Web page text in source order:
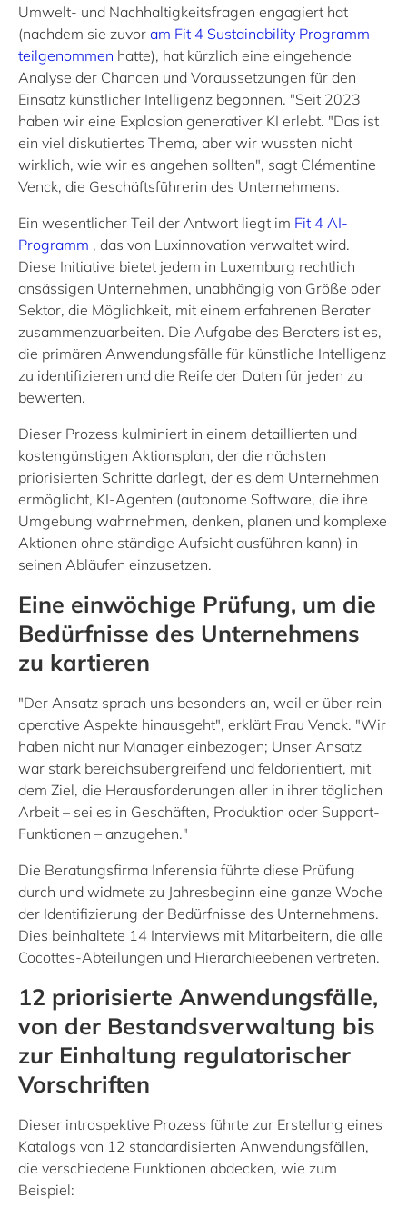
Umwelt- und Nachhaltigkeitsfragen engagiert hat
(nachdem sie zuvor am Fit 4 Sustainability Programm
teilgenommen hatte), hat kürzlich eine eingehende
Analyse der Chancen und Voraussetzungen für den
Einsatz künstlicher Intelligenz begonnen. "Seit 2023
haben wir eine Explosion generativer KI erlebt. "Das ist
ein viel diskutiertes Thema, aber wir wussten nicht
wirklich, wie wir es angehen sollten", sagt Clémentine
Venck, die Geschäftsführerin des Unternehmens.
Ein wesentlicher Teil der Antwort liegt im Fit 4 AI-
Programm , das von Luxinnovation verwaltet wird.
Diese Initiative bietet jedem in Luxemburg rechtlich
ansässigen Unternehmen, unabhängig von Größe oder
Sektor, die Möglichkeit, mit einem erfahrenen Berater
zusammenzuarbeiten. Die Aufgabe des Beraters ist es,
die primären Anwendungsfälle für künstliche Intelligenz
zu identifizieren und die Reife der Daten für jeden zu
bewerten.
Dieser Prozess kulminiert in einem detaillierten und
kostengünstigen Aktionsplan, der die nächsten
priorisierten Schritte darlegt, der es dem Unternehmen
ermöglicht, KI-Agenten (autonome Software, die ihre
Umgebung wahrnehmen, denken, planen und komplexe
Aktionen ohne ständige Aufsicht ausführen kann) in
seinen Abläufen einzusetzen.
Eine einwöchige Prüfung, um die
Bedürfnisse des Unternehmens
zu kartieren
"Der Ansatz sprach uns besonders an, weil er über rein
operative Aspekte hinausgeht", erklärt Frau Venck. "Wir
haben nicht nur Manager einbezogen; Unser Ansatz
war stark bereichsübergreifend und feldorientiert, mit
dem Ziel, die Herausforderungen aller in ihrer täglichen
Arbeit – sei es in Geschäften, Produktion oder Support-
Funktionen – anzugehen."
Die Beratungsfirma Inferensia führte diese Prüfung
durch und widmete zu Jahresbeginn eine ganze Woche
der Identifizierung der Bedürfnisse des Unternehmens.
Dies beinhaltete 14 Interviews mit Mitarbeitern, die alle
Cocottes-Abteilungen und Hierarchieebenen vertreten.
12 priorisierte Anwendungsfälle,
von der Bestandsverwaltung bis
zur Einhaltung regulatorischer
Vorschriften
Dieser introspektive Prozess führte zur Erstellung eines
Katalogs von 12 standardisierten Anwendungsfällen,
die verschiedene Funktionen abdecken, wie zum
Beispiel: